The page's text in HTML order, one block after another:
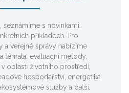
s novinkami.
příkladech. Pro
a veřejné správy nabízíme
témata: evaluační metody,
oblasti životního prostředí,
hospodářství, energetika
služby a další.